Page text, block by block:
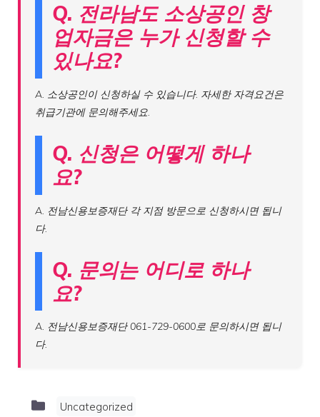
Q. 전라남도 소상공인 창
업자금은 누가 신청할 수
있나요?
A. 소상공인이 신청하실 수 있습니다. 자세한 자격요건은
취급기관에 문의해주세요.
Q. 신청은 어떻게 하나
요?
A. 전남신용보증재단 각 지점 방문으로 신청하시면 됩니
다.
Q. 문의는 어디로 하나
요?
A. 전남신용보증재단 061-729-0600로 문의하시면 됩니
다.
Categories
Uncategorized